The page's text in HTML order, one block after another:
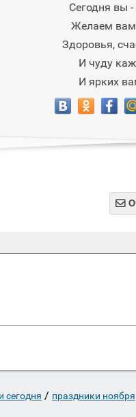
Сегодня вы -
Желаем вам
Здоровья,
И чуду
И ярких

сегодня / праздники ноября